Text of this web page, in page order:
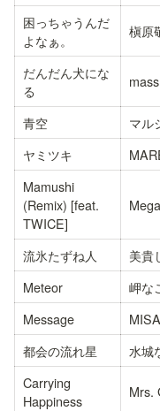
困っちゃうんだ
よなぁ。
槇原
だんだん犬にな
る
mass
青空
マル
ヤミツキ
Mamushi
(Remix) [feat.
TWICE]
流氷たずね人
美貴
Meteor
岬な
Message
都会の流れ星
水城
Carrying
Happiness
Mrs.